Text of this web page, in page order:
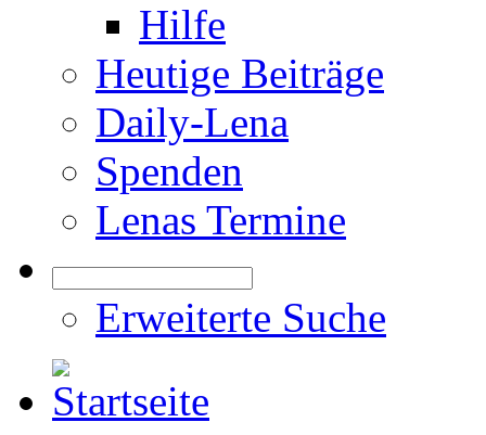
Hilfe
Heutige Beiträge
Daily-Lena
Spenden
Lenas Termine
Erweiterte Suche